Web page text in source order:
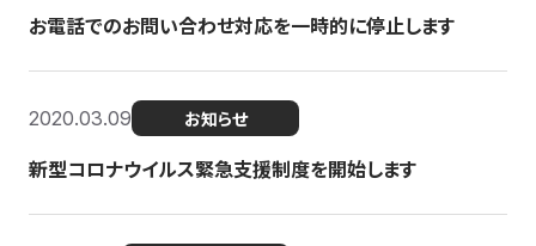
お電話でのお問い合わせ対応を一時的に停止します
2020.03.09 お知らせ
新型コロナウイルス緊急支援制度を開始します